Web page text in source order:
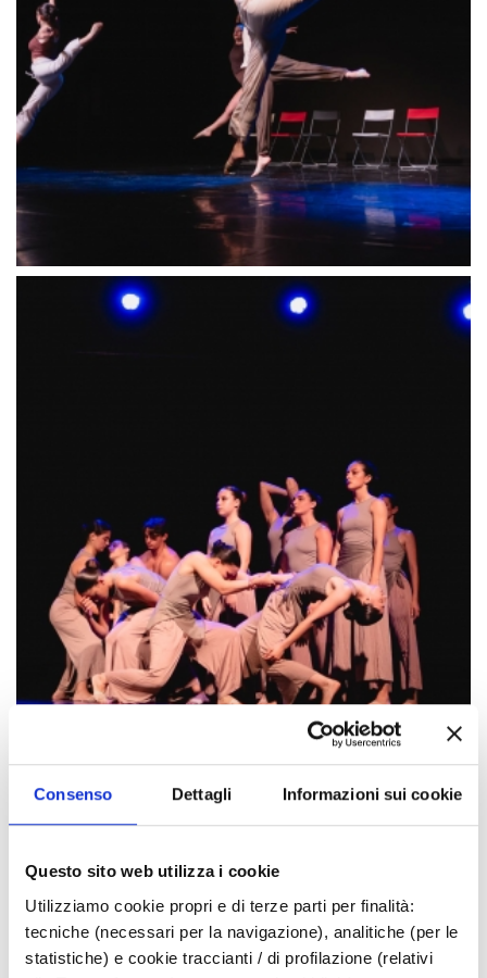
Consenso Dettagli Informazioni sui cookie
Questo sito web utilizza i cookie
Utilizziamo cookie propri e di terze parti per finalità:
tecniche (necessari per la navigazione), analitiche (per le
statistiche) e cookie traccianti / di profilazione (relativi
contattare sempre gli organizzatori prima di
LINK ALL'EVENTO
­DOVE